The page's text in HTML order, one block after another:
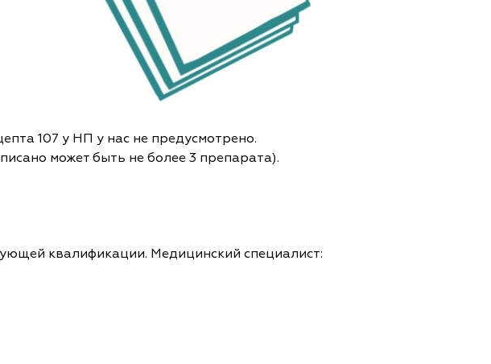
107 у НП у нас не предусмотрено.
может быть не более 3 препарата).
квалификации. Медицинский специалист: